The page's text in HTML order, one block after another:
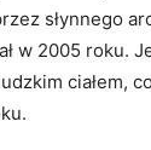
słynnego
w 2005⁢ roku.⁣
ciałem,